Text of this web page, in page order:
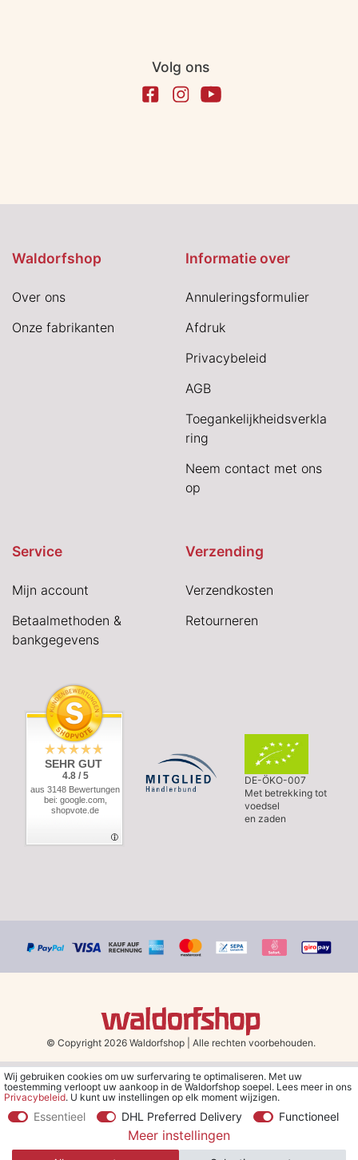
Volg ons
Waldorfshop
Over ons
Onze fabrikanten
Informatie over
Annuleringsformulier
Afdruk
Privacybeleid
AGB
Toegankelijkheidsverkla
ring
Neem contact met ons
op
Service
Mijn account
Betaalmethoden &
bankgegevens
Verzending
Verzendkosten
Retourneren
SEHR GUT
4.8 / 5
aus 3148 Bewertungen
bei: google.com,
shopvote.de
DE-ÖKO-007
Met betrekking tot
voedsel
en zaden
© Copyright 2026 Waldorfshop Alle rechten voorbehouden.
*Gratis verzending in Nederland en België vanaf 79 euro bij het
kiezen van de verzendmethode "DHL - Besparing op
**Je ontvangt de kortingsbon van € 5 per e-mail nadat je je hebt
aangemeld voor de nieuwsbrief. De kortingsbon is 30 dagen geldig
Wij gebruiken cookies om uw surfervaring te optimaliseren. Met uw
toestemming verloopt uw aankoop in de Waldorfshop soepel. Lees meer in ons
Privacybeleid. U kunt uw instellingen op elk moment wijzigen.
Essentieel DHL Preferred Delivery Functioneel
Meer instellingen